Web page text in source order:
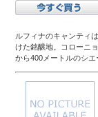
ルフィナのキャンティ
けた銘醸地。コローニ
から400メートルのシ